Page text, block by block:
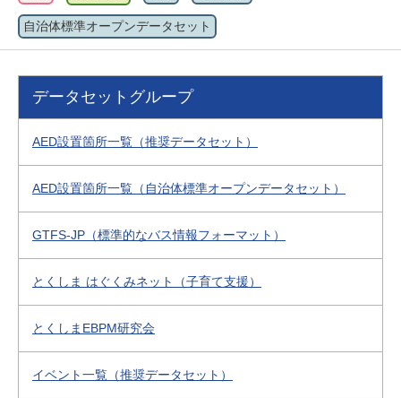
自治体標準オープンデータセット
データセットグループ
AED設置箇所一覧（推奨データセット）
AED設置箇所一覧（自治体標準オープンデータセット）
GTFS-JP（標準的なバス情報フォーマット）
とくしま はぐくみネット（子育て支援）
とくしまEBPM研究会
イベント一覧（推奨データセット）